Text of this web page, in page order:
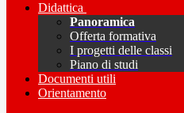
Didattica
Panoramica
Offerta formativa
I progetti delle classi
Piano di studi
Documenti utili
Orientamento